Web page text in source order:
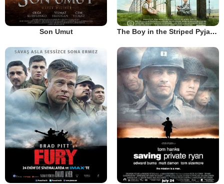
Son Umut The Boy in the Striped Pyjamas